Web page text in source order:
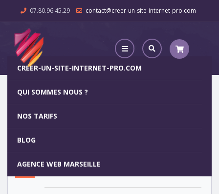
07.80.96.45.29 contact@creer-un-site-internet-pro.com
CREER-UN-SITE-INTERNET-PRO.COM
QUI SOMMES NOUS ?
NOS TARIFS
BLOG
AGENCE WEB MARSEILLE
Agence Web Bonzac
5
Votre site internet pour 29€